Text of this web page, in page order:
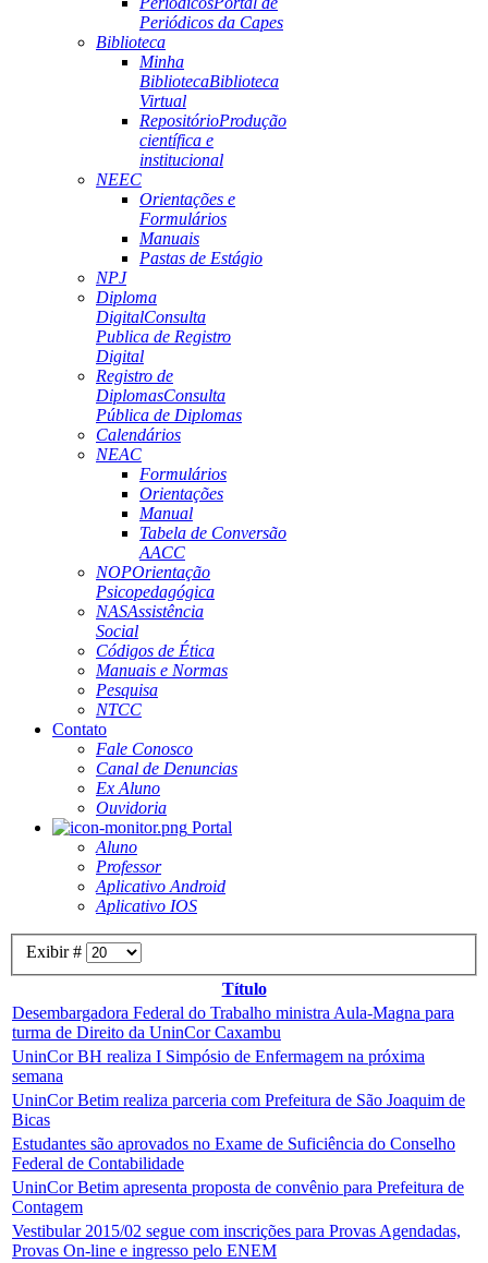
Periódicos da Capes
Biblioteca
Minha
BibliotecaBiblioteca
Virtual
RepositórioProdução
científica e
institucional
NEEC
Orientações e
Formulários
Manuais
Pastas de Estágio
NPJ
Diploma
DigitalConsulta
Publica de Registro
Digital
Registro de
DiplomasConsulta
Pública de Diplomas
Calendários
NEAC
Formulários
Orientações
Manual
Tabela de Conversão
AACC
NOPOrientação
Psicopedagógica
NASAssistência
Social
Códigos de Ética
Manuais e Normas
Pesquisa
NTCC
Contato
Fale Conosco
Canal de Denuncias
Ex Aluno
Ouvidoria
Portal
Aluno
Professor
Aplicativo Android
Aplicativo IOS
Exibir #
Título
Desembargadora Federal do Trabalho ministra Aula-Magna para
turma de Direito da UninCor Caxambu
UninCor BH realiza I Simpósio de Enfermagem na próxima
semana
UninCor Betim realiza parceria com Prefeitura de São Joaquim de
Bicas
Estudantes são aprovados no Exame de Suficiência do Conselho
Federal de Contabilidade
UninCor Betim apresenta proposta de convênio para Prefeitura de
Contagem
Vestibular 2015/02 segue com inscrições para Provas Agendadas,
Provas On-line e ingresso pelo ENEM